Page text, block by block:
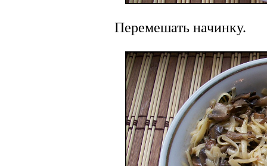
Перемешать начинку.